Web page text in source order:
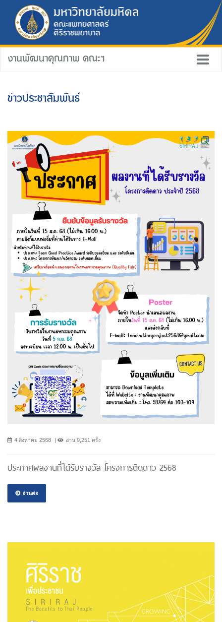
งานพัฒนาคุณภาพ คณะฯ
ข่าวประชาสัมพันธ์
4 สิงหาคม 2568 อ่าน 9,251 ครั้ง
ประกาศผลงานที่ได้รับรางวัล โครงการติดดาว 2568
อ่านต่อ